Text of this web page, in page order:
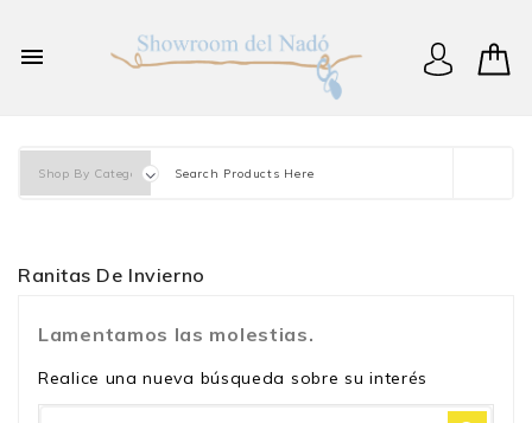

Ranitas De Invierno
Lamentamos las molestias.
Realice una nueva búsqueda sobre su interés
Iniciar sesión ×
You need to be logged in to save products in your wish